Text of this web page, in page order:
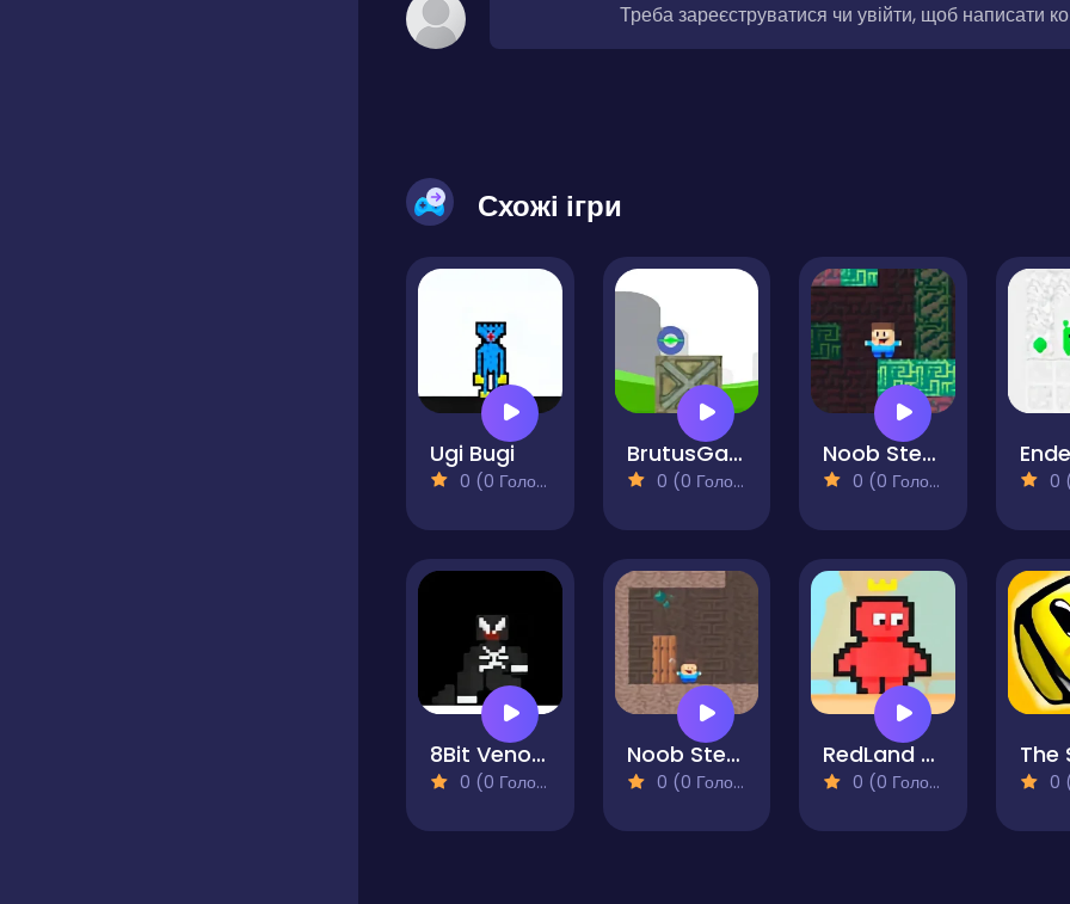
Треба зареєструватися чи увійти, щоб написати
Схожі ігри
Ugi Bugi
0 (0 Голосів)
BrutusGame
0 (0 Голосів)
Noob Steve Dark
0 (0 Голосів) 0
8Bit Venom
0 (0 Голосів)
Noob Steve Cave
0 (0 Голосів)
RedLand Water Cut Off
0 (0 Голосів) 0